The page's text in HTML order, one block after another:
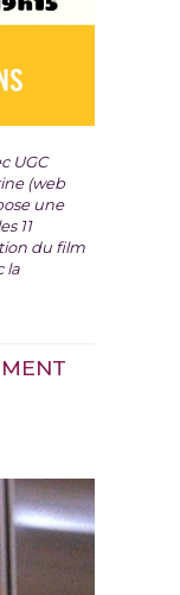
UGC
(web
une
11
du film
la